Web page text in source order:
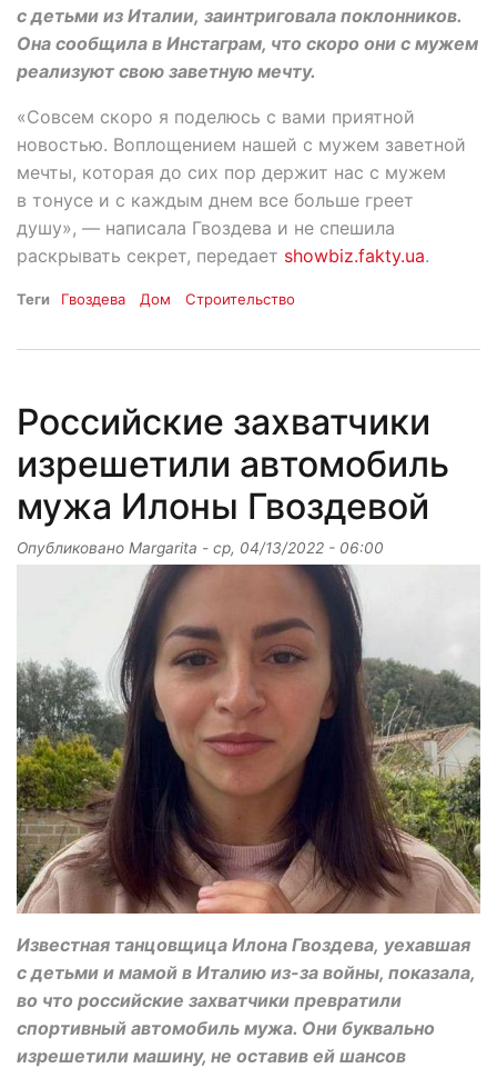
с детьми из Италии, заинтриговала поклонников.
Она сообщила в Инстаграм, что скоро они с мужем
реализуют свою заветную мечту.
«Совсем скоро я поделюсь с вами приятной
новостью. Воплощением нашей с мужем заветной
мечты, которая до сих пор держит нас с мужем
в тонусе и с каждым днем все больше греет
душу», — написала Гвоздева и не спешила
раскрывать секрет, передает showbiz.fakty.ua.
Теги Гвоздева Дом Строительство
Российские захватчики
изрешетили автомобиль
мужа Илоны Гвоздевой
Опубликовано Margarita - ср, 04/13/2022 - 06:00
Известная танцовщица Илона Гвоздева, уехавшая
с детьми и мамой в Италию из-за войны, показала,
во что российские захватчики превратили
спортивный автомобиль мужа. Они буквально
изрешетили машину, не оставив ей шансов